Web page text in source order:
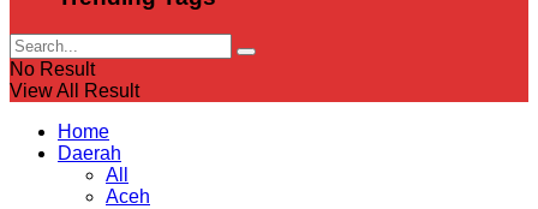
No Result
View All Result
Home
Daerah
All
Aceh